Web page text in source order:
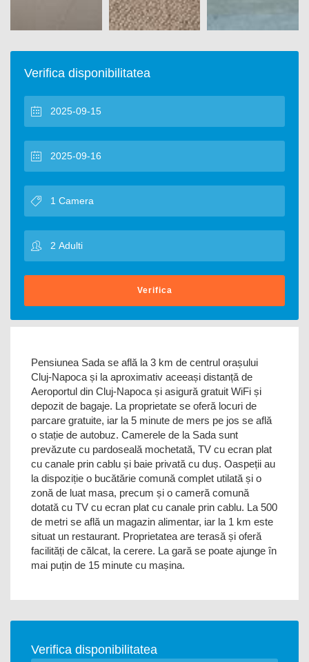
Verifica disponibilitatea
Verifica
Pensiunea Sada se află la 3 km de centrul orașului
Cluj-Napoca și la aproximativ aceeași distanță de
Aeroportul din Cluj-Napoca și asigură gratuit WiFi și
depozit de bagaje. La proprietate se oferă locuri de
parcare gratuite, iar la 5 minute de mers pe jos se află
o stație de autobuz. Camerele de la Sada sunt
prevăzute cu pardoseală mochetată, TV cu ecran plat
cu canale prin cablu și baie privată cu duș. Oaspeții au
la dispoziție o bucătărie comună complet utilată și o
zonă de luat masa, precum și o cameră comună
dotată cu TV cu ecran plat cu canale prin cablu. La 500
de metri se află un magazin alimentar, iar la 1 km este
situat un restaurant. Proprietatea are terasă și oferă
facilități de călcat, la cerere. La gară se poate ajunge în
mai puțin de 15 minute cu mașina.
Verifica disponibilitatea